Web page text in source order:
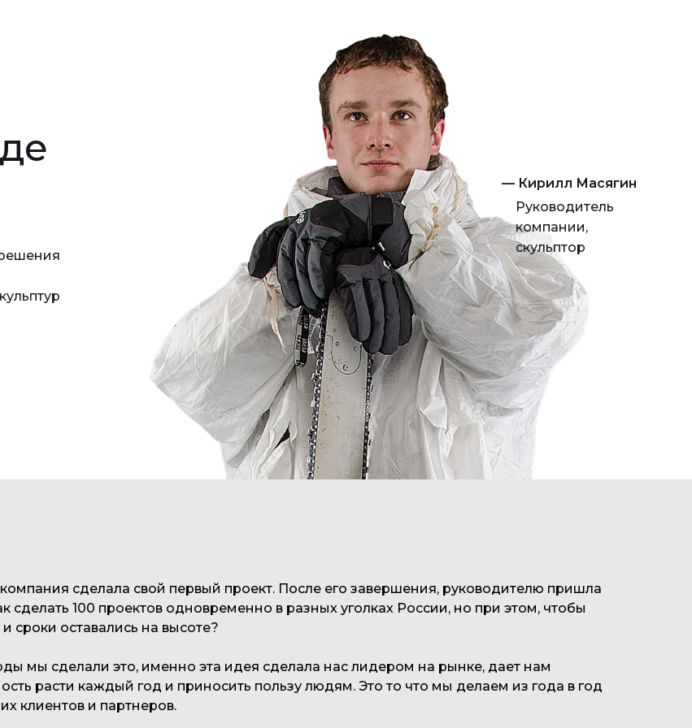
— Кирилл Масягин
Руководитель
компании,
скульптор
компания сделала свой первый проект. После его завершения, руководителю пришла
сделать 100 проектов одновременно в разных уголках России, но при этом, чтобы
и сроки оставались на высоте?
мы сделали это, именно эта идея сделала нас лидером на рынке, дает нам
расти каждый год и приносить пользу людям. Это то что мы делаем из года в год
клиентов и партнеров.